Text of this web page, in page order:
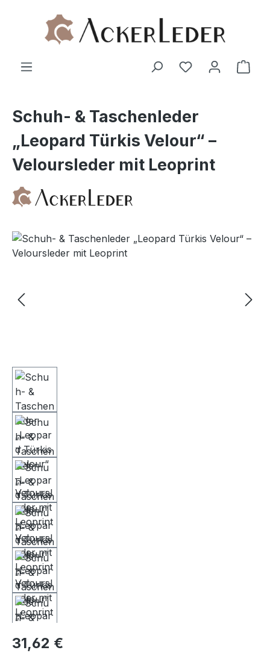
Zum Hauptinhalt springen
Schuh- & Taschenleder
„Leopard Türkis Velour“ –
Veloursleder mit Leoprint
Bildergalerie überspringen
Regulärer Preis:
31,62 €